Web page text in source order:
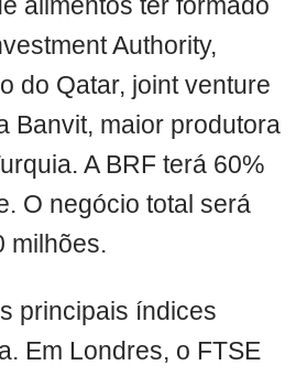
alimentos ter formado
Authority,
do Qatar, joint venture
Banvit, maior produtora
A BRF terá 60%
O negócio total será
milhões.
principais índices
Em Londres, o FTSE